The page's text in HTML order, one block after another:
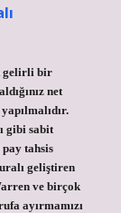
gelirli bir
net
gibi sabit
tahsis
geliştiren
ve birçok
ayırmamızı